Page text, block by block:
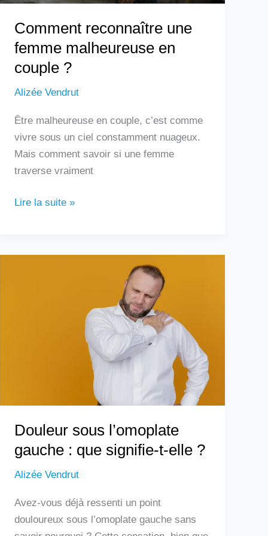
Comment reconnaître une
femme malheureuse en
couple ?
Alizée Vendrut
Être malheureuse en couple, c’est comme
vivre sous un ciel constamment nuageux.
Mais comment savoir si une femme
traverse vraiment
Lire la suite »
Douleur sous l’omoplate
gauche : que signifie-t-elle ?
Alizée Vendrut
Avez-vous déjà ressenti un point
douloureux sous l’omoplate gauche sans